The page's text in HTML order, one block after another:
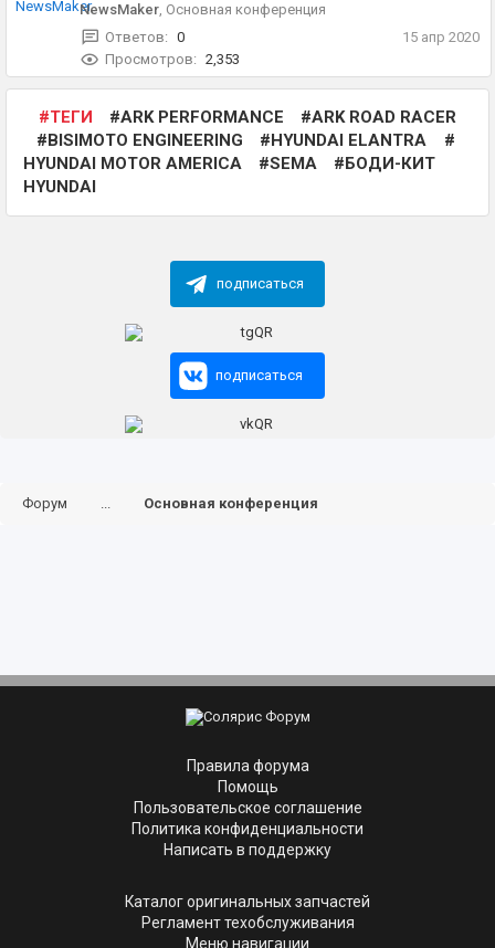
NewsMaker, Основная конференция
Ответов: 0
Просмотров: 2,353
15 апр 2020
ТЕГИ ARK PERFORMANCE
ARK ROAD RACER
BISIMOTO ENGINEERING
HYUNDAI ELANTRA
HYUNDAI MOTOR AMERICA
SEMA
БОДИ-КИТ
HYUNDAI
подписаться
подписаться
Форум ... Основная конференция
Правила форума
Помощь
Пользовательское соглашение
Политика конфиденциальности
Написать в поддержку
Каталог оригинальных запчастей
Регламент техобслуживания
Меню навигации